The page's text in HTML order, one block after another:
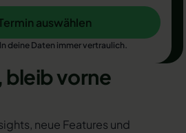
auswählen
deine Daten immer vertraulich.
vorne
neue Features und